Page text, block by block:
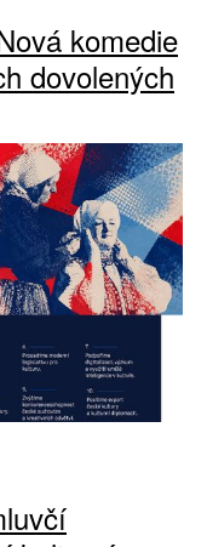
komedie
dovolených